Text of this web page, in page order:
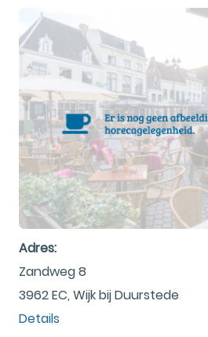
Adres:
Zandweg 8
3962 EC, Wijk bij Duurstede
Details